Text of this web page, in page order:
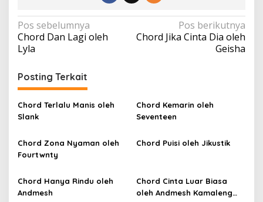
N
a
v
i
g
a
s
i
p
o
s
Pos sebelumnya
Chord Dan Lagi oleh
Lyla
Pos berikutnya
Chord Jika Cinta Dia oleh
Geisha
Posting Terkait
Chord Terlalu Manis oleh
Slank
Chord Kemarin oleh
Seventeen
Chord Zona Nyaman oleh
Fourtwnty
Chord Puisi oleh Jikustik
Chord Hanya Rindu oleh
Andmesh
Chord Cinta Luar Biasa
oleh Andmesh Kamaleng